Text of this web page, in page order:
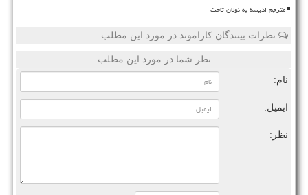
مترجم ادیسه به نولان تاخت
نظرات بینندگان کاراموند در مورد این مطلب
نظر شما در مورد این مطلب
نام:
ایمیل:
نظر: